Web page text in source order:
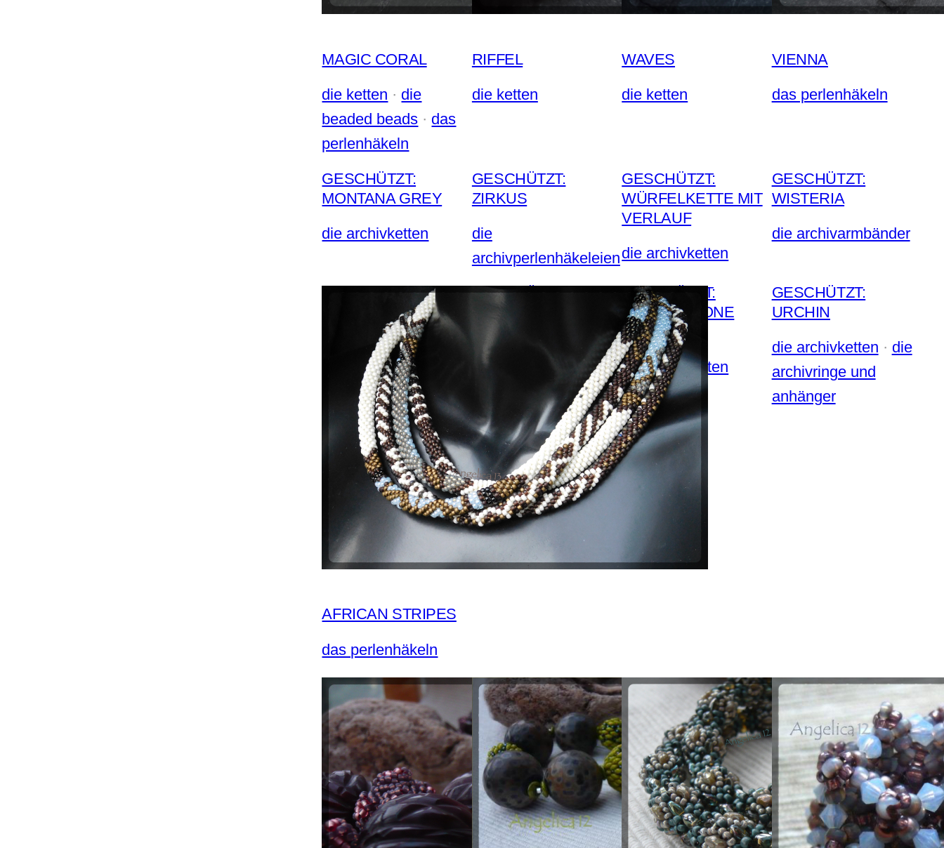
MAGIC CORAL
die ketten · die
beaded beads · das
perlenhäkeln
RIFFEL
die ketten
WAVES
die ketten
VIENNA
das perlenhäkeln
GESCHÜTZT:
MONTANA GREY
die archivketten
GESCHÜTZT:
ZIRKUS
die
archivperlenhäkeleien
GESCHÜTZT:
WÜRFELKETTE MIT
VERLAUF
die archivketten
GESCHÜTZT:
WISTERIA
die archivarmbänder
AFRICAN STRIPES
das perlenhäkeln
GESCHÜTZT:
NICKYTUCH
die archivketten
GESCHÜTZT:
HERRINGBONE
WOCHE III
die archivketten
GESCHÜTZT:
URCHIN
die archivketten · die
archivringe und
anhänger